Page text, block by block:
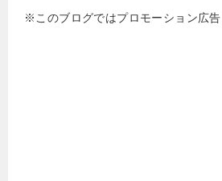
※このブログではプロモーション広告